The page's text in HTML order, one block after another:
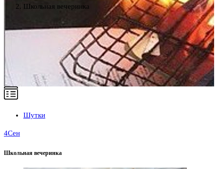
Школьная вечеринка
Шутки
4Сен
Школьная вечеринка